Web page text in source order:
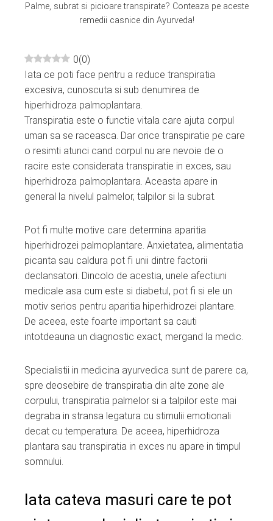
Palme, subrat si picioare transpirate? Conteaza pe aceste
remedii casnice din Ayurveda!
0(0)
Iata ce poti face pentru a reduce transpiratia
excesiva, cunoscuta si sub denumirea de
hiperhidroza palmoplantara.
Transpiratia este o functie vitala care ajuta corpul
uman sa se raceasca. Dar orice transpiratie pe care
o resimti atunci cand corpul nu are nevoie de o
racire este considerata transpiratie in exces, sau
hiperhidroza palmoplantara. Aceasta apare in
general la nivelul palmelor, talpilor si la subrat.
Pot fi multe motive care determina aparitia
hiperhidrozei palmoplantare. Anxietatea, alimentatia
picanta sau caldura pot fi unii dintre factorii
declansatori. Dincolo de acestia, unele afectiuni
medicale asa cum este si diabetul, pot fi si ele un
motiv serios pentru aparitia hiperhidrozei plantare.
De aceea, este foarte important sa cauti
intotdeauna un diagnostic exact, mergand la medic.
Specialistii in medicina ayurvedica sunt de parere ca,
spre deosebire de transpiratia din alte zone ale
corpului, transpiratia palmelor si a talpilor este mai
degraba in stransa legatura cu stimulii emotionali
decat cu temperatura. De aceea, hiperhidroza
plantara sau transpiratia in exces nu apare in timpul
somnului.
Iata cateva masuri care te pot